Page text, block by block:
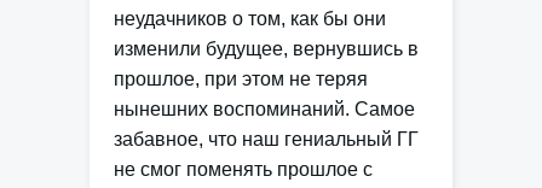
неудачников о том, как бы они
изменили будущее, вернувшись в
прошлое, при этом не теряя
нынешних воспоминаний. Самое
забавное, что наш гениальный ГГ
не смог поменять прошлое с